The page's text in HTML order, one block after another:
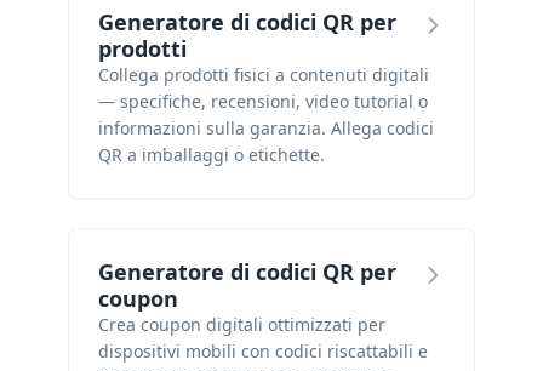
Generatore di codici QR per
prodotti
Collega prodotti fisici a contenuti digitali
— specifiche, recensioni, video tutorial o
informazioni sulla garanzia. Allega codici
QR a imballaggi o etichette.
Generatore di codici QR per
coupon
Crea coupon digitali ottimizzati per
dispositivi mobili con codici riscattabili e